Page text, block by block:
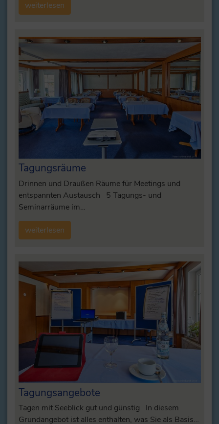
weiterlesen
Tagungsräume
Drinnen und Draußen Räume für Meetings und
entspannten Austausch 5 Tagungs- und
Seminarräume im…
weiterlesen
Tagungsangebote
Tagen mit Seeblick gut und günstig In diesem
Grundangebot ist alles enthalten, was Sie als Basis…